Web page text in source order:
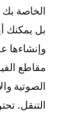
الخاصة
بل يمكنك
مقاطع
الصوتية
التنقل.